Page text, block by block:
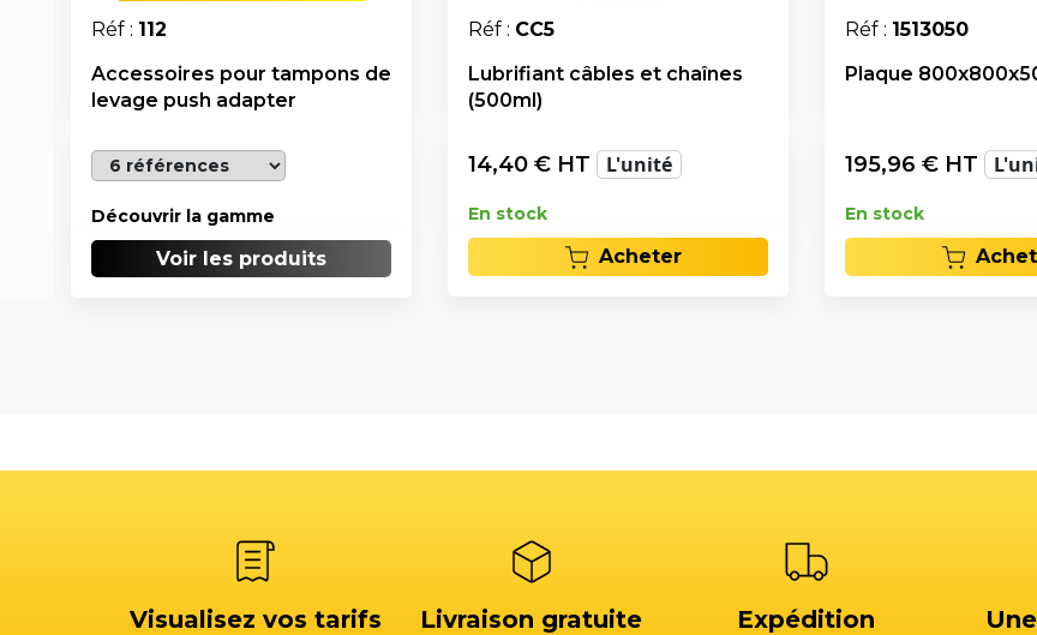
Réf : 112
Accessoires pour tampons de
levage push adapter
Découvrir la gamme
Voir les produits
Réf : CC5
Lubrifiant câbles et chaînes
(500ml)
14,40 € HT L'unité
En stock
Acheter
Réf : 1513050
Plaque
195,96 € HT
En stock
Visualisez vos tarifs Livraison gratuite Expédition